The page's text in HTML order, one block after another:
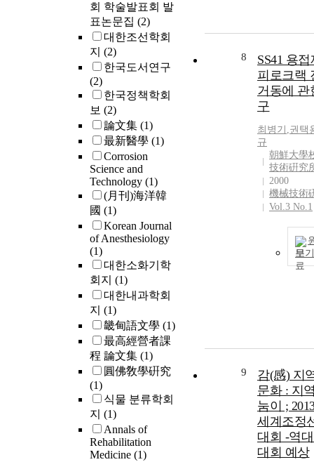
회 학술발표회 발
표논문집 (2)
대한조선학회
지 (2)
한국도서연구
(2)
한국정책학회
보 (2)
論文集 (1)
最新醫學 (1)
Corrosion
Science and
Technology (1)
(月刊)海洋韓
國 (1)
Korean Journal
of Anesthesiology
(1)
대한소화기학
회지 (1)
대한내과학회
지 (1)
畿甸語文學 (1)
最高經營者課
程 論文集 (1)
圓佛敎學硏究
(1)
식물 분류학회
지 (1)
Annals of
Rehabilitation
Medicine (1)
8
SS41 용
피로크랙
거동에 관
구
최병기 ,권택
규
朝鮮大學
技術硏究
2000
機械技術
Vol.3 No.1
보기
9
감(感) 지
문화 : 지
눔이 ;
세계조정
대회 -역
대회 예상